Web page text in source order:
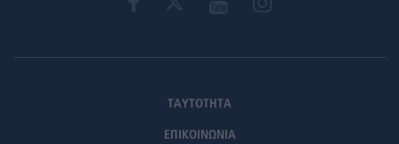
ΤΑΥΤΟΤΗΤΑ
ΕΠΙΚΟΙΝΩΝΙΑ